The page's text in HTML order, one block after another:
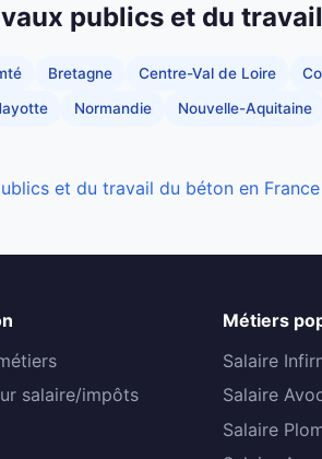
publics et du
Bretagne Centre-Val de Loire
Normandie Nouvelle-Aquitaine
et du travail du béton en France
salaire/impôts
Métiers
Salaire
Salaire
Salaire